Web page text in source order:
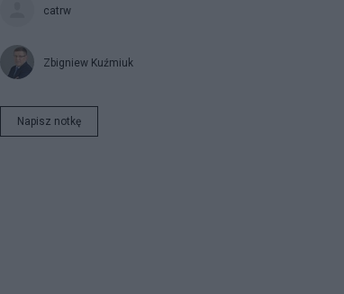
catrw
Zbigniew Kuźmiuk
Napisz notkę